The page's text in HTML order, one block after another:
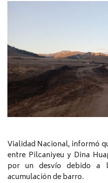
Vialidad Nacional, informó
entre Pilcaniyeu y Dina
por un desvío debido a
acumulación de barro.